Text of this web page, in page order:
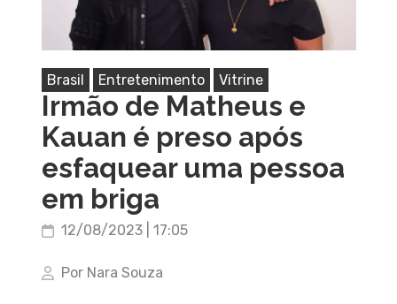
Brasil Entretenimento Vitrine
Irmão de Matheus e
Kauan é preso após
esfaquear uma pessoa
em briga
12/08/2023 | 17:05
Por Nara Souza